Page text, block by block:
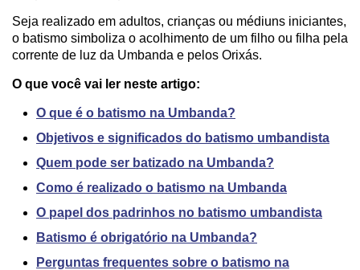
Seja realizado em adultos, crianças ou médiuns iniciantes,
o batismo simboliza o acolhimento de um filho ou filha pela
corrente de luz da Umbanda e pelos Orixás.
O que você vai ler neste artigo:
O que é o batismo na Umbanda?
Objetivos e significados do batismo umbandista
Quem pode ser batizado na Umbanda?
Como é realizado o batismo na Umbanda
O papel dos padrinhos no batismo umbandista
Batismo é obrigatório na Umbanda?
Perguntas frequentes sobre o batismo na